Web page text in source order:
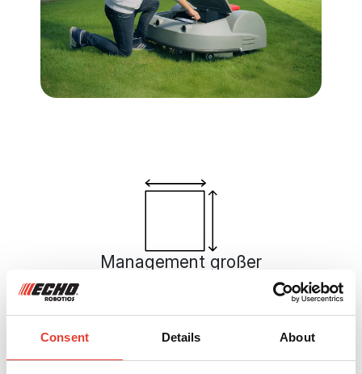
Consent Details About
Management großer
75.000 m² aufgeteilt auf mehrere
Flächen abdecken. Sie optimieren
Ihre Logistik und reduzieren den